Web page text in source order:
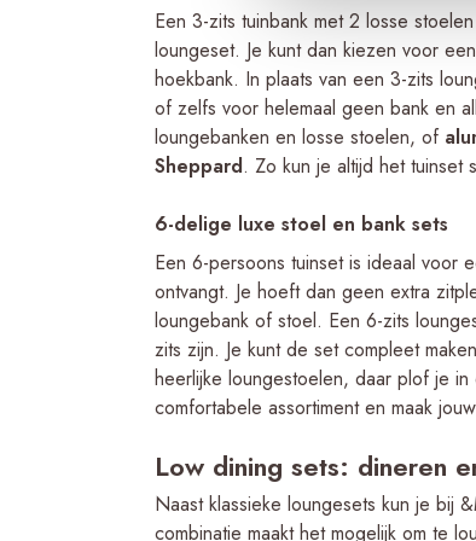
Een 3-zits tuinbank met 2 losse
loungeset. Je kunt dan kiezen voor
hoekbank. In plaats van een 3-zits
of zelfs voor helemaal geen bank en
loungebanken en losse stoelen, of
Sheppard. Zo kun je altijd het tuinset
6-delige luxe stoel en bank sets
Een 6-persoons tuinset is ideaal voor
ontvangt. Je hoeft dan geen extra
loungebank of stoel. Een 6-zits
zits zijn. Je kunt de set compleet
heerlijke loungestoelen, daar plof je
comfortabele assortiment en maak
Low dining sets: dineren
Naast klassieke loungesets kun je bij
combinatie maakt het mogelijk om te